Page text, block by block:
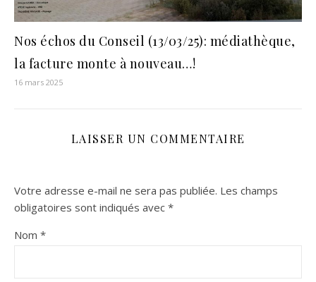
Nos échos du Conseil (13/03/25): médiathèque,
la facture monte à nouveau…!
16 mars 2025
LAISSER UN COMMENTAIRE
Votre adresse e-mail ne sera pas publiée. Les champs
obligatoires sont indiqués avec *
Nom *